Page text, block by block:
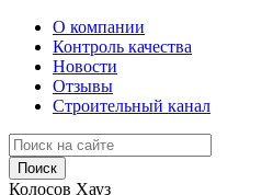
О компании
Контроль качества
Новости
Отзывы
Строительный канал
Поиск
Колосов Хауз